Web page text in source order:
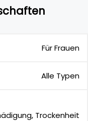
Für Frauen
Alle Typen
Trockenheit